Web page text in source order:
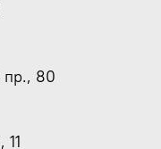
пр., 80